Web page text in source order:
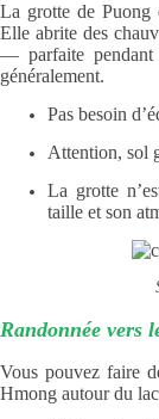
La grotte de Puong
Elle abrite des
— parfaite pendant
généralement.
Pas besoin
Attention, sol
La grotte
taille et son
Randonnée vers
Vous pouvez faire
Hmong autour du